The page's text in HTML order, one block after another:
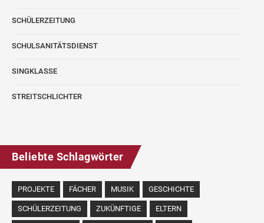
SCHÜLERZEITUNG
SCHULSANITÄTSDIENST
SINGKLASSE
STREITSCHLICHTER
Beliebte Schlagwörter
PROJEKTE FÄCHER MUSIK GESCHICHTE
SCHÜLERZEITUNG ZUKÜNFTIGE ELTERN